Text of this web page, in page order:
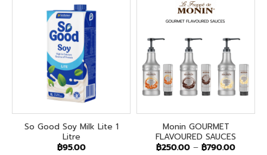
So Good Soy Milk Lite 1
Litre
฿95.00
Monin GOURMET
FLAVOURED SAUCES
฿250.00 – ฿790.00Price